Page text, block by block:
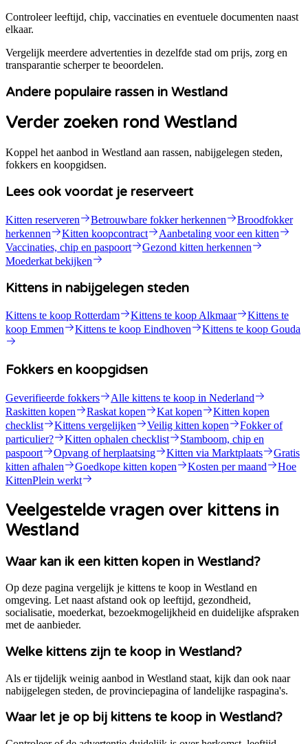
Controleer leeftijd, chip, vaccinaties en eventuele documenten naast
elkaar.
Vergelijk meerdere advertenties in dezelfde stad om prijs, zorg en
transparantie scherper te beoordelen.
Andere populaire rassen in Westland
Verder zoeken rond Westland
Koppel het aanbod in Westland aan rassen, nabijgelegen steden,
fokkers en koopgidsen.
Lees ook voordat je reserveert
Kitten reserveren Betrouwbare fokker herkennen
Broodfokker
herkennen
Kitten koopcontract
Aanbetaling voor een kitten
Vaccinaties, chip en paspoort
Gezond kitten herkennen
Moederkat bekijken
Kittens in nabijgelegen steden
Kittens te koop Rotterdam Kittens te koop Alkmaar
Kittens te
koop Emmen
Kittens te koop Eindhoven Kittens te koop Gouda
Fokkers en koopgidsen
Geverifieerde fokkers
Alle kittens te koop in Nederland
Raskitten kopen
Raskat kopen Kat kopen
Kitten kopen
checklist
Kittens vergelijken Veilig kitten kopen
Fokker of
particulier?
Kitten ophalen checklist
Stamboom, chip en
paspoort
Opvang of herplaatsing Kitten via Marktplaats
Gratis
kitten afhalen
Goedkope kitten kopen Kosten per maand
Hoe
KittenPlein werkt
Veelgestelde vragen over kittens in
Westland
Waar kan ik een kitten kopen in Westland?
Op deze pagina vergelijk je kittens te koop in Westland en
omgeving. Let naast afstand ook op leeftijd, gezondheid,
socialisatie, moederkat, bezoekmogelijkheid en duidelijke afspraken
met de aanbieder.
Welke kittens zijn te koop in Westland?
Als er tijdelijk weinig aanbod in Westland staat, kijk dan ook naar
nabijgelegen steden, de provinciepagina of landelijke raspagina's.
Waar let je op bij kittens te koop in Westland?